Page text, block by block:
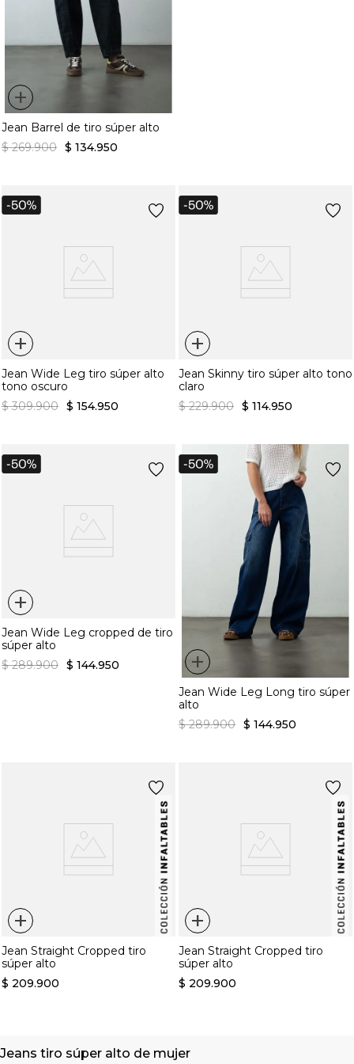
+
Jean Barrel de tiro súper alto
$ 269.900 $ 134.950
+
Jean Wide Leg tiro súper alto
tono oscuro
$ 309.900 $ 154.950
+
Jean Skinny tiro súper alto tono
claro
$ 229.900 $ 114.950
+
Jean Wide Leg cropped de tiro
súper alto
$ 289.900 $ 144.950 +
Jean Wide Leg Long tiro súper
alto
$ 289.900 $ 144.950
+
Jean Straight Cropped tiro
súper alto
$ 209.900
+
Jean Straight Cropped tiro
súper alto
$ 209.900
Jeans tiro súper alto de mujer